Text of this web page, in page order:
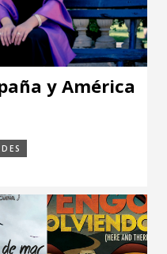
y América